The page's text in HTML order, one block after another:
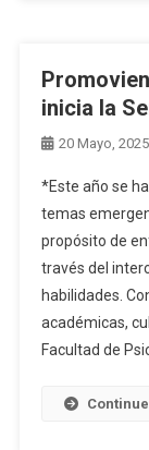
inicia la
20 Mayo, 2025
*Este año se
temas
propósito de
través del
habilidades.
académicas,
Facultad de